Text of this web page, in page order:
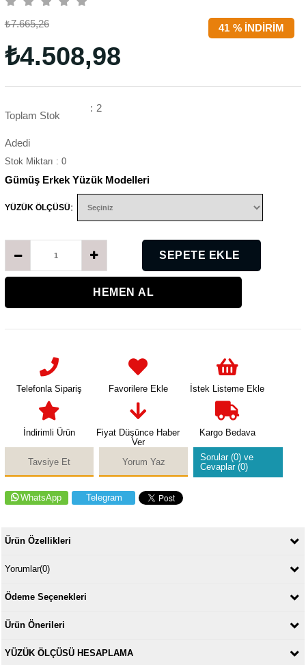
%
41 İNDIRIM
₺7.665,26
₺4.508,98
Toplam Stok
Adedi
: 2
Stok Miktarı : 0
Gümüş Erkek Yüzük Modelleri
YÜZÜK ÖLÇÜSÜ:
Telefonla Sipariş Favorilere Ekle İstek Listeme Ekle
İndirimli Ürün
Fiyat Düşünce Haber
Ver
Kargo Bedava
Tavsiye Et Yorum Yaz
Sorular (0) ve
Cevaplar (0)
WhatsApp Telegram
Ürün Özellikleri
Yorumlar(0)
Ödeme Seçenekleri
Ürün Önerileri
YÜZÜK ÖLÇÜSÜ HESAPLAMA